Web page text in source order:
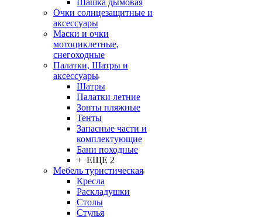
Шашка дымовая
Очки солнцезащитные и
аксессуары
Маски и очки
мотоциклетные,
снегоходные
Палатки, Шатры и
аксессуары
Шатры
Палатки летние
Зонты пляжные
Тенты
Запасные части и
комплектующие
Бани походные
+ ЕЩЕ 2
Мебель туристическая
Кресла
Раскладушки
Столы
Стулья